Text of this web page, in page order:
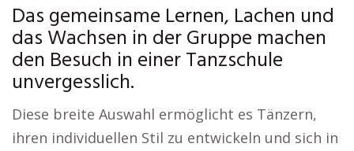
Das gemeinsame Lernen, Lachen und
das Wachsen in der Gruppe machen
den Besuch in einer Tanzschule
unvergesslich.
Diese breite Auswahl ermöglicht es Tänzern,
ihren individuellen Stil zu entwickeln und sich in